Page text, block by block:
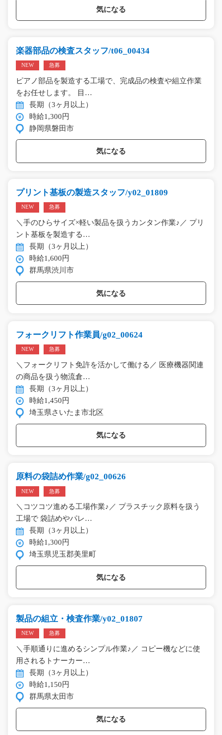
気になる
楽器部品の検査スタッフ/t06_00434
NEW 急募
ピアノ部品を製造する工場で、完成品の検査や組立作業
をお任せします。 目…
長期（3ヶ月以上）
時給1,300円
静岡県磐田市
気になる
プリント基板の製造スタッフ/y02_01809
NEW 急募
＼手のひらサイズ×軽い製品を扱うカンタン作業♪／ プリ
ント基板を製造する…
長期（3ヶ月以上）
時給1,600円
群馬県渋川市
気になる
フォークリフト作業員/g02_00624
NEW 急募
＼フォークリフト免許を活かして働ける／ 医療機器関連
の商品を扱う物流倉…
長期（3ヶ月以上）
時給1,450円
埼玉県さいたま市北区
気になる
原料の袋詰め作業/g02_00626
NEW 急募
＼コツコツ進める工場作業♪／ プラスチック原料を扱う
工場で 袋詰めやパレ…
長期（3ヶ月以上）
時給1,300円
埼玉県児玉郡美里町
気になる
製品の組立・検査作業/y02_01807
NEW 急募
＼手順通りに進めるシンプル作業♪／ コピー機などに使
用されるトナーカー…
長期（3ヶ月以上）
時給1,150円
群馬県太田市
気になる